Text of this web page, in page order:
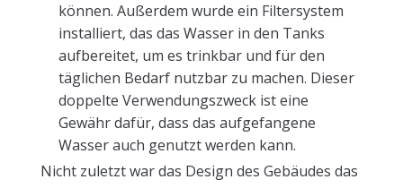
können. Außerdem wurde ein Filtersystem
installiert, das das Wasser in den Tanks
aufbereitet, um es trinkbar und für den
täglichen Bedarf nutzbar zu machen. Dieser
doppelte Verwendungszweck ist eine
Gewähr dafür, dass das aufgefangene
Wasser auch genutzt werden kann.
Nicht zuletzt war das Design des Gebäudes das